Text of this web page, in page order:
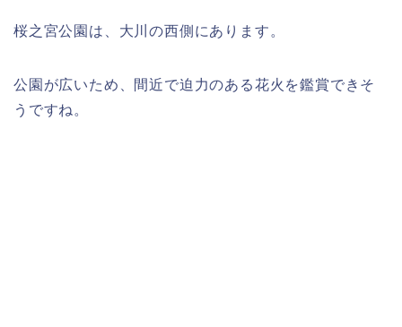
桜之宮公園は、大川の西側にあります。
公園が広いため、間近で迫力のある花火を鑑賞できそ
うですね。